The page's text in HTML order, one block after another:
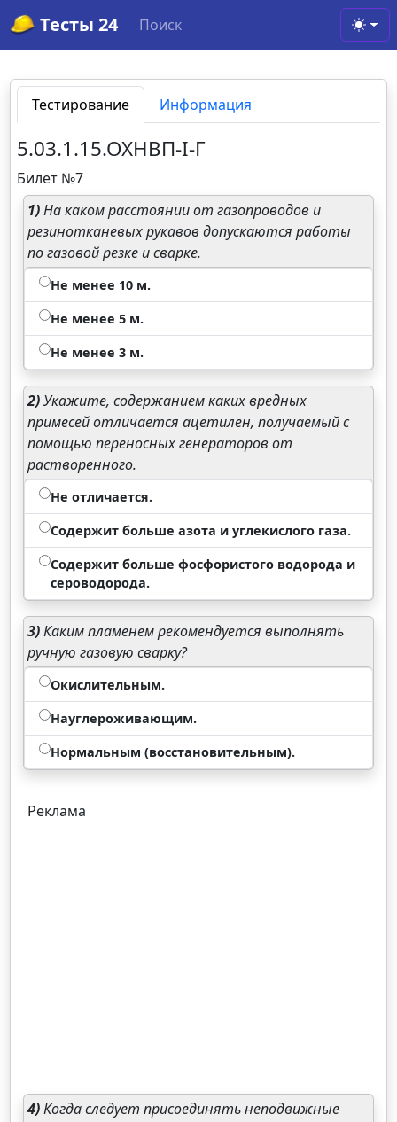
Тесты 24 Поиск
Тестирование Информация
5.03.1.15.ОХНВП-I-Г
Билет №7
1)На каком расстоянии от газопроводов и
резинотканевых рукавов допускаются работы
по газовой резке и сварке.
Не менее 10 м.
Не менее 5 м.
Не менее 3 м.
2)Укажите, содержанием каких вредных
примесей отличается ацетилен, получаемый с
помощью переносных генераторов от
растворенного.
Не отличается.
Содержит больше азота и углекислого газа.
Содержит больше фосфористого водорода и
сероводорода.
3)Каким пламенем рекомендуется выполнять
ручную газовую сварку?
Окислительным.
Науглероживающим.
Нормальным (восстановительным).
Реклама
4)Когда следует присоединять неподвижные